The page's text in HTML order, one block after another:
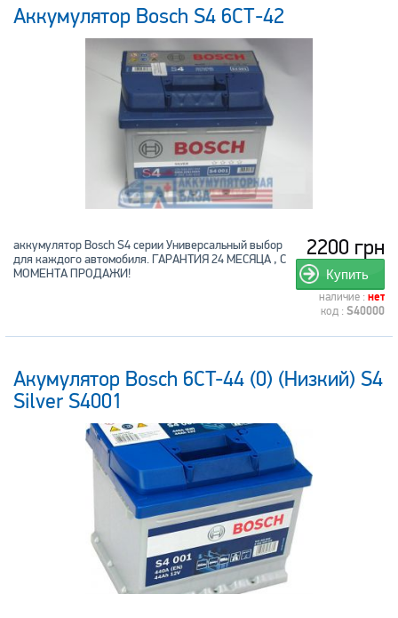
Аккумулятор Bosch S4 6СТ-42
2200 грн
Купить
наличие : нет
код : S40000
аккумулятор Bosch S4 серии Универсальный выбор
для каждого автомобиля. ГАРАНТИЯ 24 МЕСЯЦА , С
МОМЕНТА ПРОДАЖИ!
Акумулятор Bosch 6CT-44 (0) (Низкий) S4
Silver S4001